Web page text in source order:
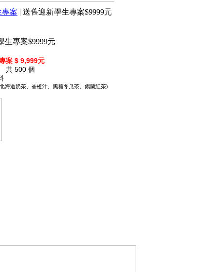
專案 | 送舊迎新學生專案$9999元
生專案$9999元
案 $ 9,999元
共 500 個
海道奶茶、香橙汁、黑糖冬瓜茶、鍚蘭紅茶)